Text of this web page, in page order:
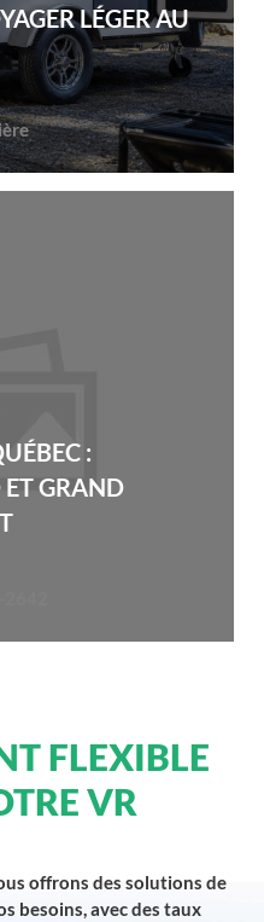
LÉGER AU
:
GRAND
FLEXIBLE
VR
offrons des solutions de
besoins, avec des taux